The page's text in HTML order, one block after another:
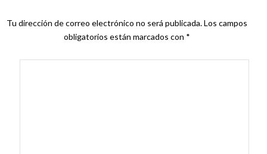
Tu dirección de correo electrónico no será publicada.Los campos
obligatorios están marcados con *